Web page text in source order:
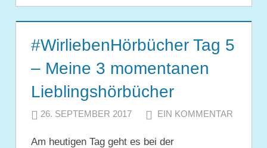
#WirliebenHörbücher Tag 5
– Meine 3 momentanen
Lieblingshörbücher
26. SEPTEMBER 2017 JULIA
EIN KOMMENTAR
Am heutigen Tag geht es bei der